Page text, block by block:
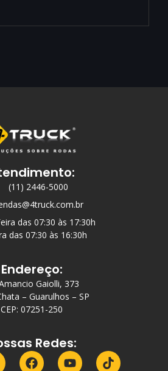
(11) 2446-5000
das 07:30 às 17:30h
das 07:30 às 16:30h
Endereço:
Gaiolli, 373
– Guarulhos – SP
CEP: 07251-250
Redes: